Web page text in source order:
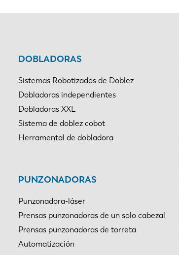
DOBLADORAS
Sistemas Robotizados de Doblez
Dobladoras independientes
Dobladoras XXL
Sistema de doblez cobot
Herramental de dobladora
PUNZONADORAS
Punzonadora-láser
Prensas punzonadoras de un solo cabezal
Prensas punzonadoras de torreta
Automatización